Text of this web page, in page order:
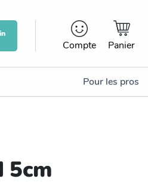
Compte Panier
Pour les pros
5cm